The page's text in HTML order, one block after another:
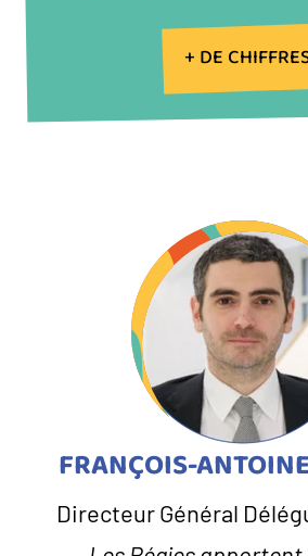
+ DE
FRANÇOIS-
Directeur Général